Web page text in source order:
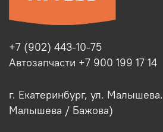
+7 (902) 443-10-75
Автозапчасти +7 900 199 17 14
г. Екатеринбург, ул.
Малышева / Бажова)